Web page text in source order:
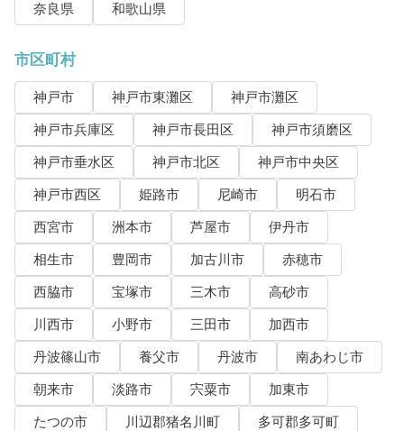
奈良県
和歌山県
市区町村
神戸市 神戸市東灘区
神戸市灘区
神戸市兵庫区
神戸市長田区
神戸市須磨区
神戸市垂水区
神戸市北区
神戸市中央区
神戸市西区
姫路市 尼崎市
明石市
西宮市
洲本市 芦屋市
伊丹市
相生市
豊岡市 加古川市
赤穂市
西脇市
宝塚市 三木市
高砂市
川西市
小野市 三田市
加西市
丹波篠山市
養父市 丹波市
南あわじ市
朝来市
淡路市 宍粟市
加東市
たつの市
川辺郡猪名川町
多可郡多可町